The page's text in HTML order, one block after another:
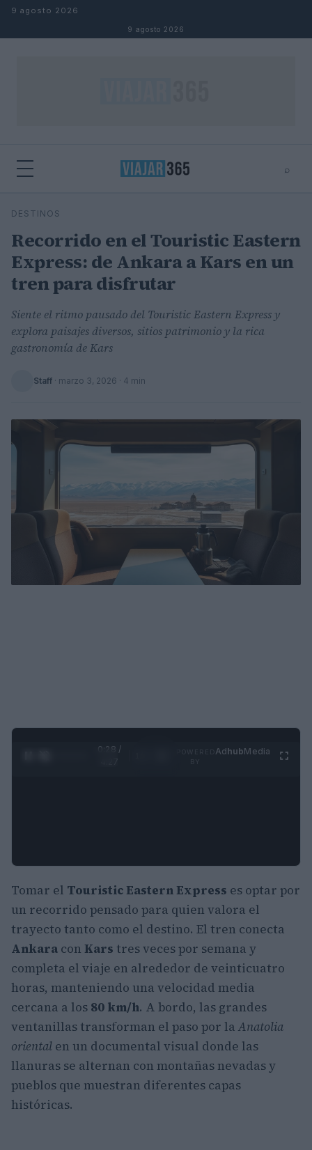
Saltar al contenido
9 agosto 2026
9 agosto 2026
⌕
Buscar
DESTINOS
Recorrido en el Touristic Eastern
Express: de Ankara a Kars en un
tren para disfrutar
Siente el ritmo pausado del Touristic Eastern Express y
explora paisajes diversos, sitios patrimonio y la rica
gastronomía de Kars
Staff · marzo 3, 2026 · 4 min
0:29 /
AdhubMedia
Tomar el Touristic Eastern Express es optar por
un recorrido pensado para quien valora el
trayecto tanto como el destino. El tren conecta
Ankara con Kars tres veces por semana y
completa el viaje en alrededor de veinticuatro
horas, manteniendo una velocidad media
cercana a los 80 km/h. A bordo, las grandes
ventanillas transforman el paso por la Anatolia
oriental en un documental visual donde las
llanuras se alternan con montañas nevadas y
pueblos que muestran diferentes capas
históricas.